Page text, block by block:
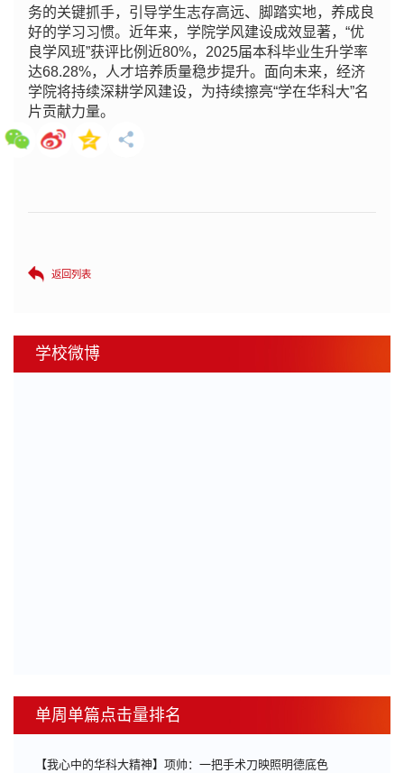
务的关键抓手，引导学生志存高远、脚踏实地，养成良
好的学习习惯。近年来，学院学风建设成效显著，“优
良学风班”获评比例近80%，2025届本科毕业生升学率
达68.28%，人才培养质量稳步提升。面向未来，经济
学院将持续深耕学风建设，为持续擦亮“学在华科大”名
片贡献力量。
返回列表
学校微博
单周单篇点击量排名
【我心中的华科大精神】项帅：一把手术刀映照明德底色